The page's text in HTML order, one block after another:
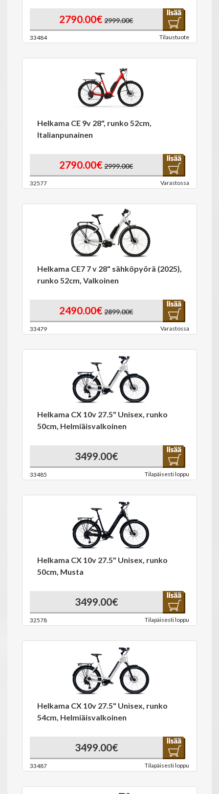
2790.00€ 2999.00€
33484 Tilaustuote
Helkama CE 9v 28", runko 52cm,
Italianpunainen
2790.00€ 2999.00€
32577 Varastossa
Helkama CE7 7 v 28" sähköpyörä (2025),
runko 52cm, Valkoinen
2490.00€ 2899.00€
33479 Varastossa
Helkama CX 10v 27.5" Unisex, runko
50cm, Helmiäisvalkoinen
3499.00€
33485 Tilapäisesti loppu
Helkama CX 10v 27.5" Unisex, runko
50cm, Musta
3499.00€
32578 Tilapäisesti loppu
Helkama CX 10v 27.5" Unisex, runko
54cm, Helmiäisvalkoinen
3499.00€
33487 Tilapäisesti loppu